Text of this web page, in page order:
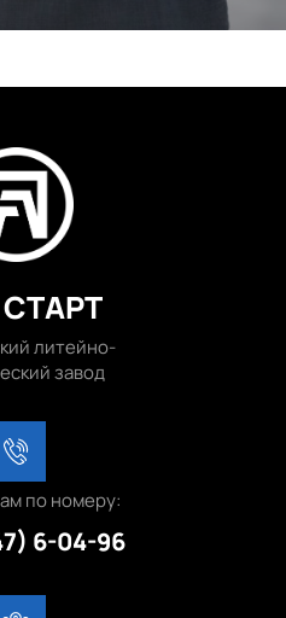
литейно-
завод
6-04-96
по номеру: